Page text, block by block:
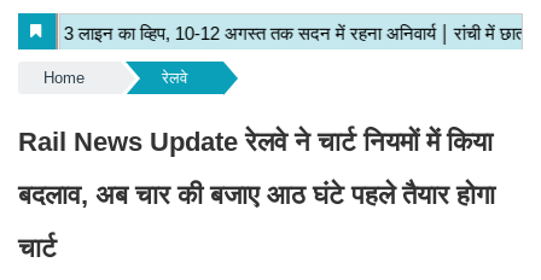
Home रेलवे
Rail News Update रेलवे ने चार्ट नियमों में किया
बदलाव, अब चार की बजाए आठ घंटे पहले तैयार होगा
चार्ट